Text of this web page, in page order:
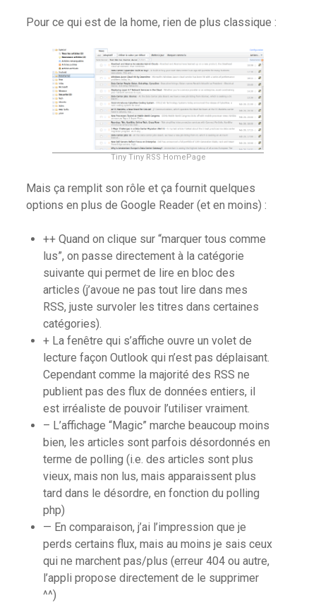
Pour ce qui est de la home, rien de plus classique :
Tiny Tiny RSS HomePage
Mais ça remplit son rôle et ça fournit quelques
options en plus de Google Reader (et en moins) :
++ Quand on clique sur “marquer tous comme
lus”, on passe directement à la catégorie
suivante qui permet de lire en bloc des
articles (j’avoue ne pas tout lire dans mes
RSS, juste survoler les titres dans certaines
catégories).
+ La fenêtre qui s’affiche ouvre un volet de
lecture façon Outlook qui n’est pas déplaisant.
Cependant comme la majorité des RSS ne
publient pas des flux de données entiers, il
est irréaliste de pouvoir l’utiliser vraiment.
– L’affichage “Magic” marche beaucoup moins
bien, les articles sont parfois désordonnés en
terme de polling (i.e. des articles sont plus
vieux, mais non lus, mais apparaissent plus
tard dans le désordre, en fonction du polling
php)
— En comparaison, j’ai l’impression que je
perds certains flux, mais au moins je sais ceux
qui ne marchent pas/plus (erreur 404 ou autre,
l’appli propose directement de le supprimer
^^)